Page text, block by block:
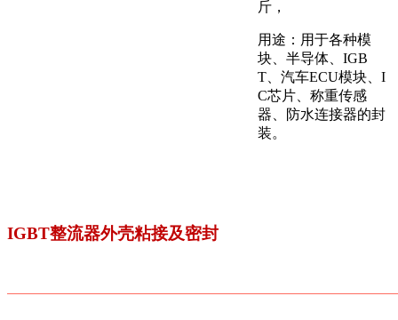
斤，
用途：用于各种模
块、半导体、IGB
T、汽车ECU模块、I
C芯片、称重传感
器、防水连接器的封
装。
IGBT整流器外壳粘接及密封